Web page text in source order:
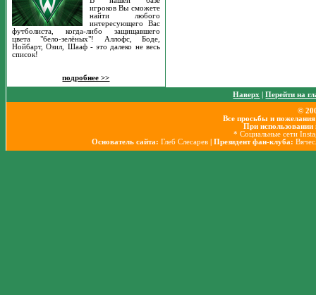
игроков Вы сможете
найти любого
интересующего Вас
футболиста, когда-либо защищавшего
цвета "бело-зелёных"! Аллофс, Боде,
Нойбарт, Озил, Шааф - это далеко не весь
список!
подробнее >>
Наверх |Перейти на
©
Все просьбы и
При использовании
* Социальные сети
Основатель сайта: Глеб Слесарев | Президент фан-клуба: